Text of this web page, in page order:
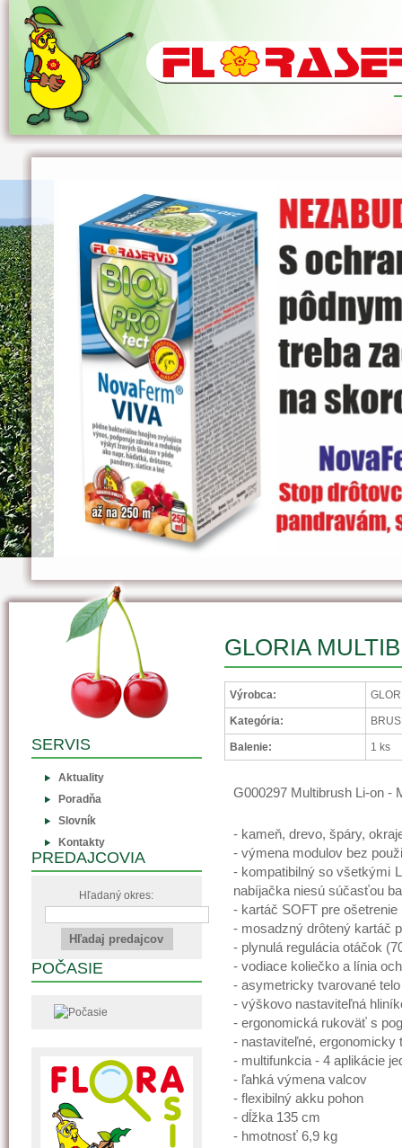
GLORIA
Výrobca:
Kategória:
Balenie: 1 ks
G000297 Multibrush Li-on -
- kameň, drevo, špáry,
- výmena modulov bez
- kompatibilný so všetkými
nabíjačka niesú súčasťou
- kartáč SOFT pre
- mosadzný drôtený kartáč
- plynulá regulácia otáčok
- vodiace koliečko a línia
- asymetricky tvarované
- výškovo nastaviteľná
- ergonomická rukoväť s
- nastaviteľné, ergonomicky
- multifunkcia - 4 aplikácie
- ľahká výmena valcov
- flexibilný akku pohon
- dĺžka 135 cm
- hmotnosť 6,9 kg
SERVIS
Aktuality
Poradňa
Slovník
Kontakty
PREDAJCOVIA
Hľadaný okres:
POČASIE